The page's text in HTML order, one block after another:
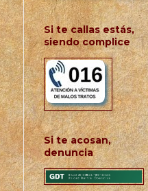
Si te callas estás,
siendo complice
Si te acosan,
denuncia